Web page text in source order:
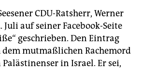
CDU-Ratsherr, Werner
Juli auf seiner Facebook-Seite
geschrieben. Den Eintrag
dem mutmaßlichen Rachemord
in Israel. Er sei,